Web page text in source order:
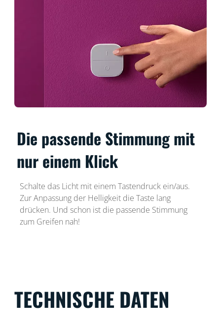
Die passende Stimmung mit
nur einem Klick
Schalte das Licht mit einem Tastendruck ein/aus.
Zur Anpassung der Helligkeit die Taste lang
drücken. Und schon ist die passende Stimmung
zum Greifen nah!
TECHNISCHE DATEN